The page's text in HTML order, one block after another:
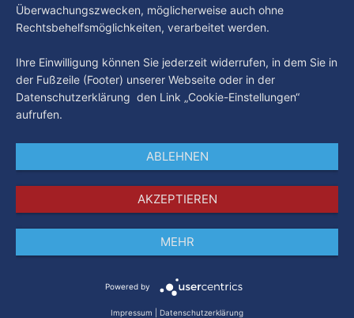
Datenschutz
Überwachungszwecken, möglicherweise auch ohne
Rechtsbehelfsmöglichkeiten, verarbeitet werden.
Ihre Einwilligung können Sie jederzeit widerrufen, in dem Sie in
der Fußzeile (Footer) unserer Webseite oder in der
Datenschutzerklärung den Link „Cookie-Einstellungen“
aufrufen.
ABLEHNEN
AKZEPTIEREN
MEHR
Powered by
Impressum Datenschutzerklärung